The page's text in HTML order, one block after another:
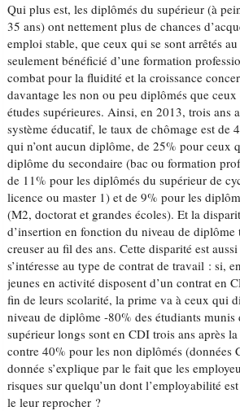
Qui plus est, les diplômés du supérieur (à
35 ans) ont nettement plus de chances
emploi stable, que ceux qui se sont arrêtés
seulement bénéficié d’une formation
combat pour la fluidité et la croissance
davantage les non ou peu diplômés que
études supérieures. Ainsi, en 2013, trois ans
système éducatif, le taux de chômage est de
qui n’ont aucun diplôme, de 25% pour ceux
diplôme du secondaire (bac ou formation
de 11% pour les diplômés du supérieur de
licence ou master 1) et de 9% pour les
(M2, doctorat et grandes écoles). Et la
d’insertion en fonction du niveau de diplôme
creuser au fil des ans. Cette disparité est
s’intéresse au type de contrat de travail : si,
jeunes en activité disposent d’un contrat en
fin de leurs scolarité, la prime va à ceux qui
niveau de diplôme -80% des étudiants munis
supérieur longs sont en CDI trois ans après
contre 40% pour les non diplômés (données
donnée s’explique par le fait que les
risques sur quelqu’un dont l’employabilité
le leur reprocher ?